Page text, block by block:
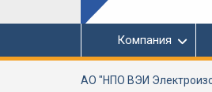
Компания
АО "НПО ВЭИ